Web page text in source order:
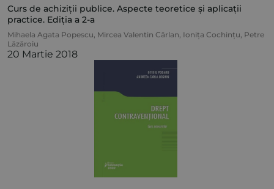
Curs de achiziții publice. Aspecte teoretice și aplicații
practice. Ediția a 2-a
Mihaela Agata Popescu, Mircea Valentin Cârlan, Ionița Cochințu, Petre
Lăzăroiu
20 Martie 2018